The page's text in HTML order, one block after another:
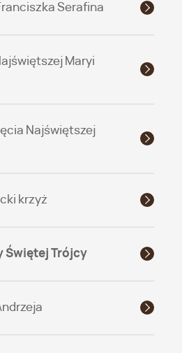
Serafina
Maryi
Najświętszej
krzyż
Świętej Trójcy